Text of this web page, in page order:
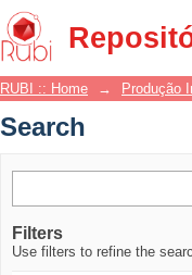
Search
RUBI :: Home → Produção
Search
Filters
Use filters to refine the